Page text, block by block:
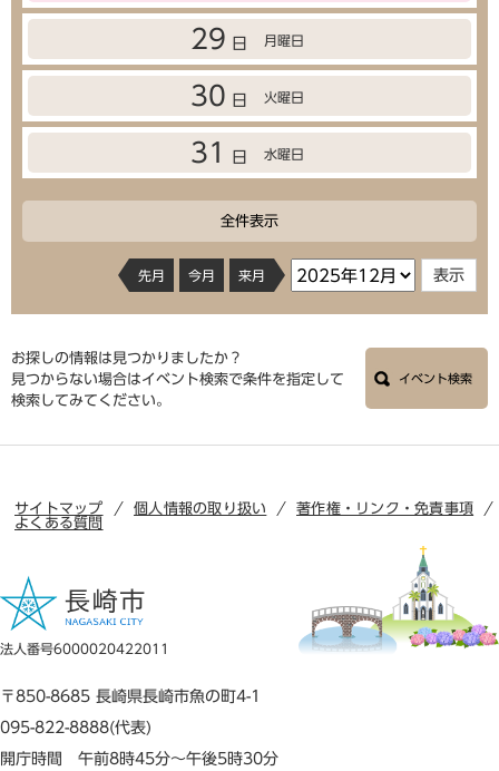
29 日 月曜日
30 日 火曜日
31 日 水曜日
全件表示
先月 今月 来月
お探しの情報は見つかりましたか？
見つからない場合はイベント検索で条件を指定して
検索してみてください。
イベント検索
サイトマップ 個人情報の取り扱い
著作権・リンク・免責事項
よくある質問
法人番号6000020422011
〒850-8685 長崎県長崎市魚の町4-1
095-822-8888(代表)
開庁時間 午前8時45分～午後5時30分